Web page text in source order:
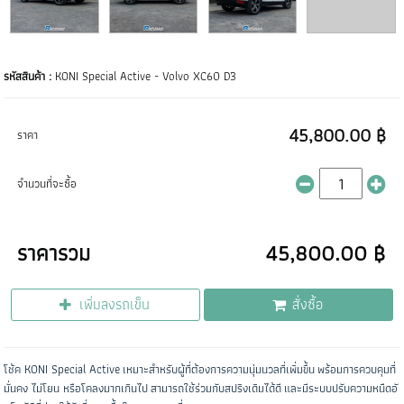
รหัสสินค้า : KONI Special Active - Volvo XC60 D3
ราคา 45,800.00 ฿
จำนวนที่จะซื้อ
ราคารวม 45,800.00 ฿
เพิ่มลงรถเข็น สั่งซื้อ
โช้ค KONI Special Active เหมาะสำหรับผู้ที่ต้องการความนุ่มนวลที่เพิ่มขึ้น พร้อมการควบคุมที่
มั่นคง ไม่โยน หรือโคลงมากเกินไป สามารถใช้ร่วมกับสปริงเดิมได้ดี และมีระบบปรับความหนืดอั